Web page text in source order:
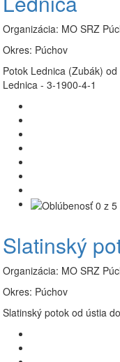
Organizácia: MO SRZ
Okres: Púchov
Potok Lednica (Zubák)
Lednica - 3-1900-4-1
Slatinský
Organizácia: MO SRZ
Okres: Púchov
Slatinský potok od ústia